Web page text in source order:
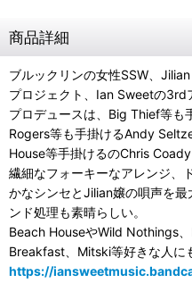
商品詳細
ブルックリンの女性SSW、
プロジェクト、Ian Sweetの3rd
プロデュースは、Big Thief等
Rogers等も手掛けるAndy
House等手掛けるのChris Coady
繊細なフォーキーなアレンジ、
かなシンセとJilian嬢の唄声を
ンド処理も素晴らしい。
Beach HouseやWild Nothings
Breakfast、Mitski等好きな人に
https://